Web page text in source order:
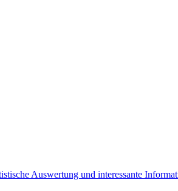
Auswertung und interessante